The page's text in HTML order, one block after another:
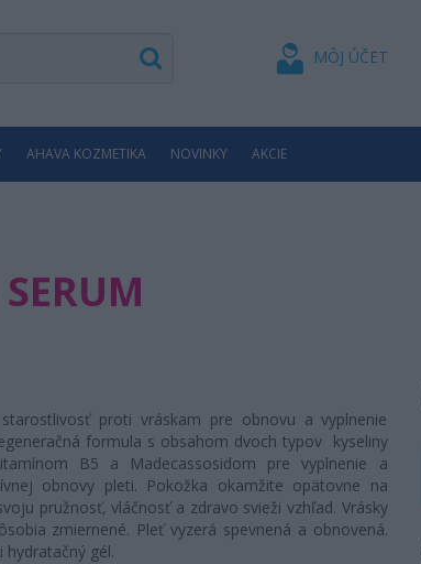
MÔJ ÚČET
AHAVA KOZMETIKA NOVINKY AKCIE
starostlivosť proti vráskam pre obnovu a vyplnenie
formula s obsahom dvoch typov kyseliny
B5 a Madecassosidom pre vyplnenie a
obnovy pleti. Pokožka okamžite opätovne na
pružnosť, vláčnosť a zdravo svieži vzhľad. Vrásky
zmiernené. Pleť vyzerá spevnená a obnovená.
hydratačný gél.